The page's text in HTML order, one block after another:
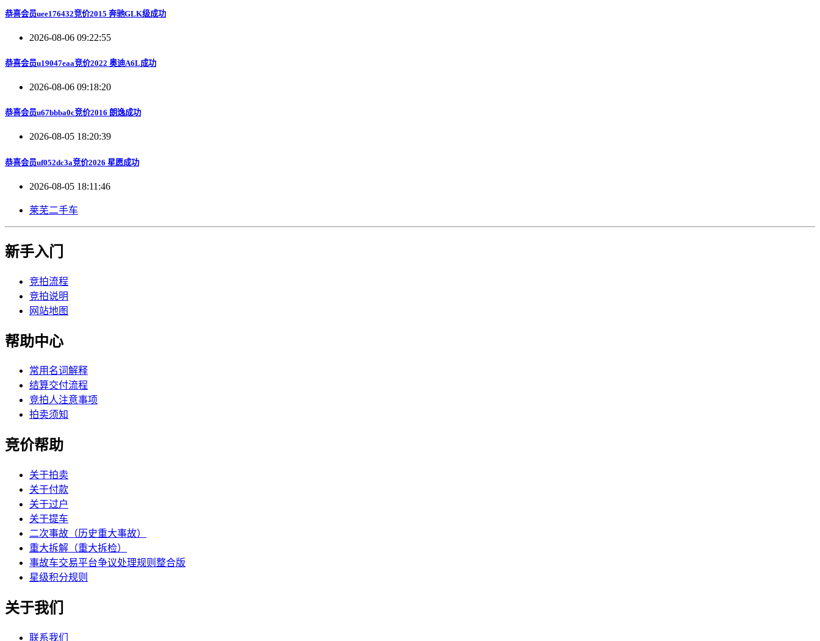
恭喜会员uee176432竞价2015 奔驰GLK级成功
2026-08-06 09:22:55
恭喜会员u19047eaa竞价2022 奥迪A6L成功
2026-08-06 09:18:20
恭喜会员u67bbba0c竞价2016 朗逸成功
2026-08-05 18:20:39
恭喜会员uf052dc3a竞价2026 星愿成功
2026-08-05 18:11:46
莱芜二手车
新手入门
竞拍流程
竞拍说明
网站地图
帮助中心
常用名词解释
结算交付流程
竞拍人注意事项
拍卖须知
竞价帮助
关于拍卖
关于付款
关于过户
关于提车
二次事故（历史重大事故）
重大拆解（重大拆检）
事故车交易平台争议处理规则整合版
星级积分规则
关于我们
联系我们